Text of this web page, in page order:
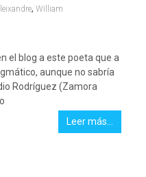
, William
el blog a este poeta que a
aunque no sabría
Rodríguez (Zamora
Leer más…